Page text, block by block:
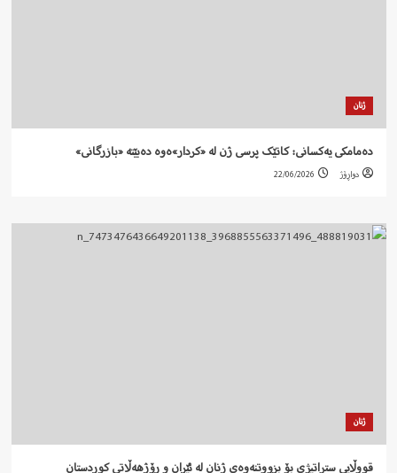
ژنان
دەمامکی یەکسانی: کاتێک پرسی ژن لە «کردار»ەوە دەبێتە «بازرگانی»
دواڕۆژ 22/06/2026
ژنان
قووڵایی ستراتیژی بۆ بزووتنەوەی ژنان لە ئێران و ڕۆژهەڵاتی کوردستان